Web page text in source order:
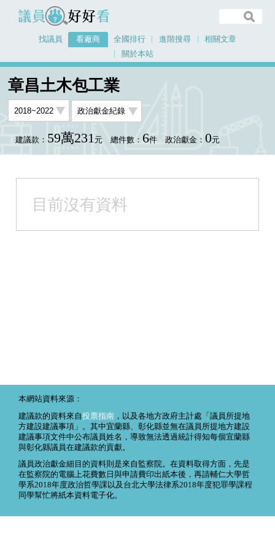
議員好好看
找議員 看廠商 全國排行 進階搜尋
相關文章
關於本站
章昌土木包工業
建議款： 59萬231元 總件數： 6件 政治獻金： 0元
目前沒有資料
本網站資料來源：
建議款的資料來自投票指南 ，以及各地方政府主計處「議員所提地
方建設建議事項」。其中宜蘭縣、彰化縣並無在議員所提地方建設
建議事項文件中公布議員姓名，導致無法透過統計得知每個宜蘭縣
與彰化縣議員在建議款的貢獻。
議員政治獻金細目的資料則是來自監察院。在資料取得方面，先是
在監察院的電腦上花費數日與申請費印出紙本後，再請輔仁大學哲
學系2018年度政治哲學課以及台北大學法律系2018年度犯罪學課程
同學幫忙將紙本資料電子化。